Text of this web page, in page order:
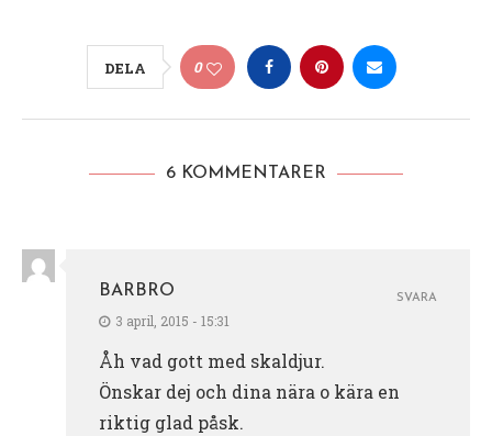
DELA 0
6 KOMMENTARER
BARBRO
3 april, 2015 - 15:31
Åh vad gott med skaldjur.
Önskar dej och dina nära o kära en
riktig glad påsk.
SVARA